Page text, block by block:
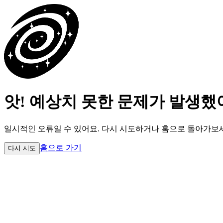
앗! 예상치 못한 문제가 발생했
일시적인 오류일 수 있어요. 다시 시도하거나 홈으로 돌아가보
다시 시도 홈으로 가기